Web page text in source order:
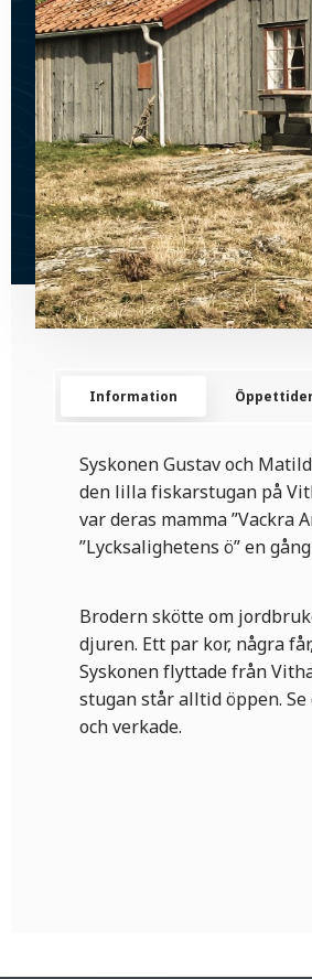
Information
Syskonen Gustav och
den lilla fiskarstugan på
var deras mamma ”Vackra
”Lycksalighetens ö” en
Brodern skötte om
djuren. Ett par kor, några
Syskonen flyttade från
stugan står alltid öppen.
och verkade.